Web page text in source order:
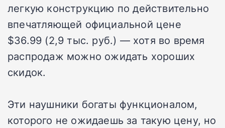
легкую конструкцию по действительно
впечатляющей официальной цене
$36.99 (2,9 тыс. руб.) — хотя во время
распродаж можно ожидать хороших
скидок.
Эти наушники богаты функционалом,
которого не ожидаешь за такую цену, но